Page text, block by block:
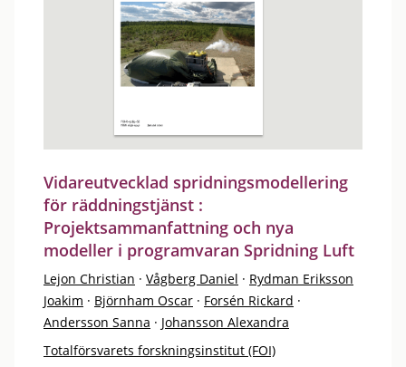
Vidareutvecklad spridningsmodellering
för räddningstjänst :
Projektsammanfattning och nya
modeller i programvaran Spridning Luft
Lejon Christian · Vågberg Daniel · Rydman Eriksson
Joakim · Björnham Oscar · Forsén Rickard ·
Andersson Sanna · Johansson Alexandra
Totalförsvarets forskningsinstitut (FOI)